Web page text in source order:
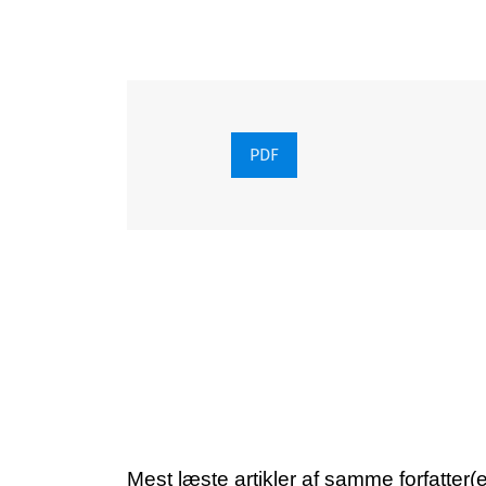
PDF
Mest læste artikler af samme